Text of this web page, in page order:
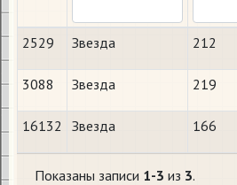
2529 Звезда 212
3088 Звезда 219
16132 Звезда 166
Показаны записи 1-3 из 3.